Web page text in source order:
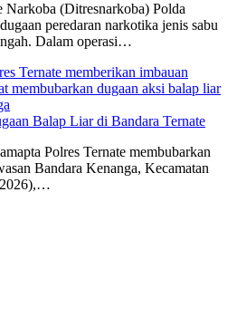
Narkoba (Ditresnarkoba) Polda
peredaran narkotika jenis sabu
Dalam operasi…
Balap Liar di Bandara Ternate
Polres Ternate membubarkan
Bandara Kenanga, Kecamatan
2026),…